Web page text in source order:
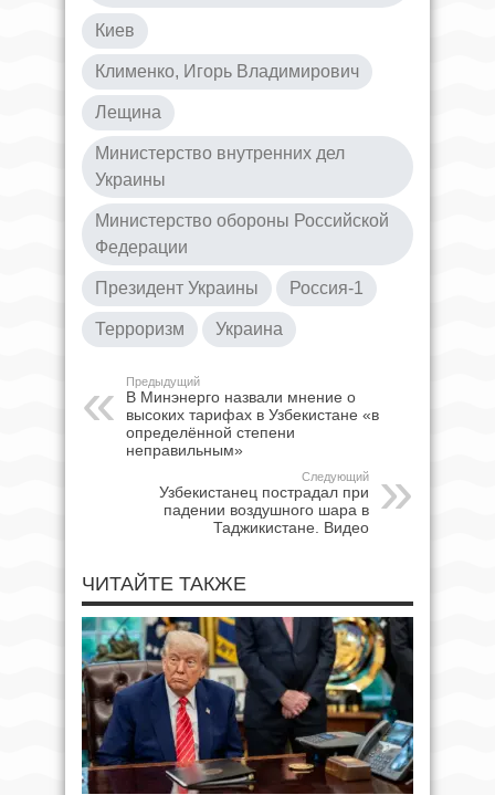
Киев
Клименко, Игорь Владимирович
Лещина
Министерство внутренних дел
Украины
Министерство обороны Российской
Федерации
Президент Украины Россия-1
Терроризм Украина
Предыдущий
В Минэнерго назвали мнение о
высоких тарифах в Узбекистане «в
определённой степени
неправильным»
Следующий
Узбекистанец пострадал при
падении воздушного шара в
Таджикистане. Видео
ЧИТАЙТЕ ТАКЖЕ